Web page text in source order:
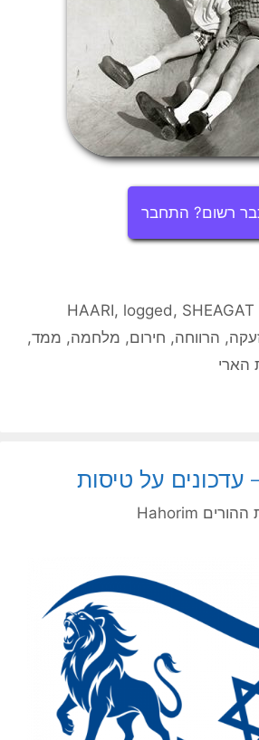
רשום? התחבר
HAARI, logged, SHEAGAT
, הרווחה, חירום, מלחמה, ממד,
הארי
על טיסות
ההורים Hahorim